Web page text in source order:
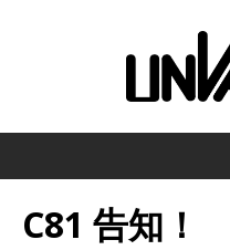
C81 告知！